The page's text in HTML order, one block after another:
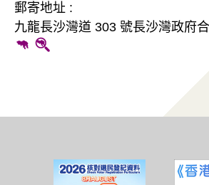
郵寄地址 :
九龍長沙灣道 303 號長沙灣政府